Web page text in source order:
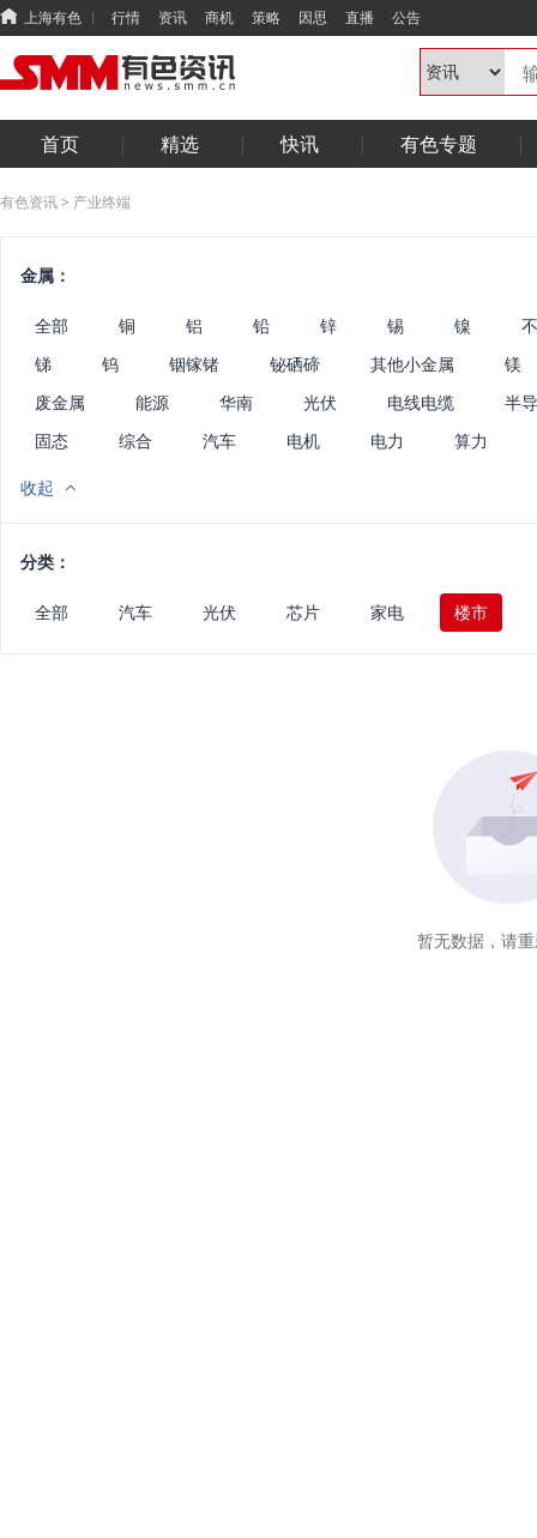
上海有色 行情 资讯 商机 策略 因思 直播 公告
首页 精选 快讯 有色专题
有色资讯> 产业终端
金属：
全部 铜 铝 铅 锌 锡 镍
锑
钨 铟镓锗 铋硒碲 其他小金属
镁
废金属
能源 华南 光伏 电线电缆
半
固态
综合 汽车 电机 电力 算力
收起
分类：
全部 汽车 光伏 芯片 家电 楼市
暂无数据，请